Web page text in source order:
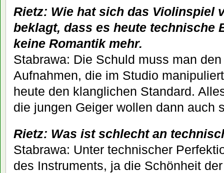
Rietz: Wie hat sich das Violinspiel
beklagt, dass es heute technische
keine Romantik mehr.
Stabrawa: Die Schuld muss man
Aufnahmen, die im Studio
heute den klanglichen Standard.
die jungen Geiger wollen dann auch
Rietz: Was ist schlecht an
Stabrawa: Unter technischer
des Instruments, ja die Schönheit